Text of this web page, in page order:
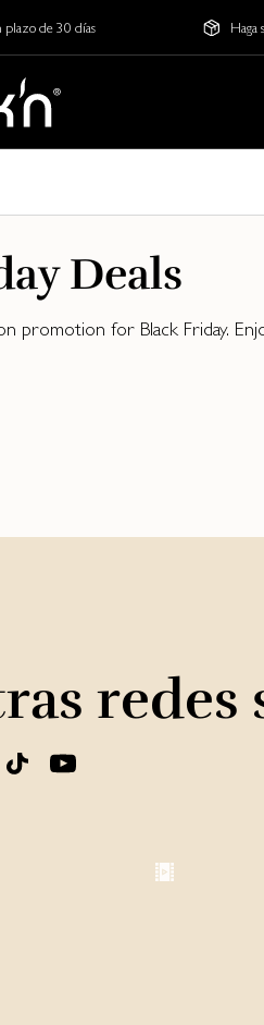
plazo de 30 días Haga
Deals
promotion for Black Friday.
redes